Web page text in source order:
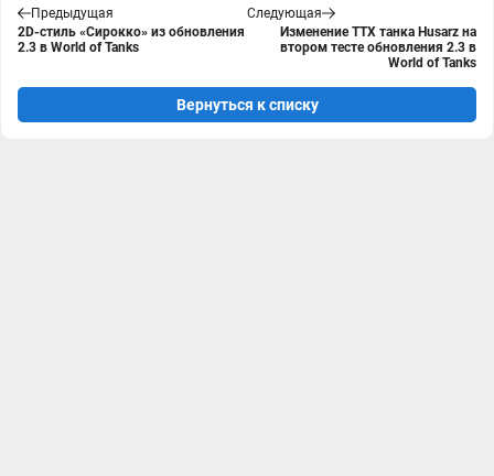
Предыдущая
2D-стиль «Сирокко» из обновления
2.3 в World of Tanks
Следующая
Изменение ТТХ танка Husarz на
втором тесте обновления 2.3 в
World of Tanks
Вернуться к списку